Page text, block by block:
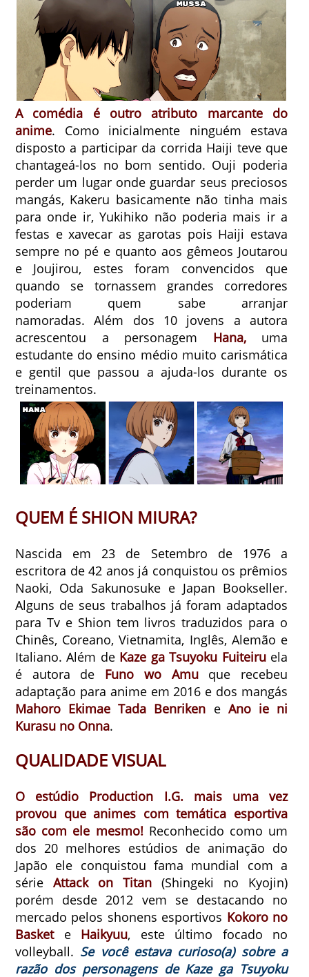
A comédia é outro atributo marcante do
anime. Como inicialmente ninguém estava
disposto a participar da corrida Haiji teve que
chantageá-los no bom sentido. Ouji poderia
perder um lugar onde guardar seus preciosos
mangás, Kakeru basicamente não tinha mais
para onde ir, Yukihiko não poderia mais ir a
festas e xavecar as garotas pois Haiji estava
sempre no pé e quanto aos gêmeos Joutarou
e Joujirou, estes foram convencidos que
quando se tornassem grandes corredores
poderiam quem sabe arranjar
namoradas.Além dos 10 jovens a autora
acrescentou a personagem Hana,uma
estudante do ensino médio muito carismática
e gentil que passou a ajuda-los durante os
treinamentos.
QUEM É SHION MIURA?
Nascida em 23 de Setembro de 1976 a
escritora de 42 anos já conquistou os prêmios
Naoki, Oda Sakunosuke e Japan Bookseller.
Alguns de seus trabalhos já foram adaptados
para Tv e Shion tem livros traduzidos para o
Chinês, Coreano, Vietnamita, Inglês, Alemão e
Italiano. Além de Kaze ga Tsuyoku Fuiteiruela
é autora de Funo wo Amuque recebeu
adaptação para anime em 2016 e dos mangás
Mahoro Ekimae Tada Benriken e Ano ie ni
Kurasu no Onna.
QUALIDADE VISUAL
O estúdio Production I.G.
mais uma vez
provou que animes com temática esportiva
são com ele mesmo!Reconhecido como um
dos 20 melhores estúdios de animação do
Japão ele conquistou fama mundial com a
sérieAttack on Titan (Shingeki no Kyojin)
porém desde 2012 vem se destacando no
mercado pelos shonens esportivos Kokoro no
Baskete Haikyuu, este último focado no
volleyball. Se você estava curioso(a) sobre a
razão dos personagens de Kaze ga Tsuyoku